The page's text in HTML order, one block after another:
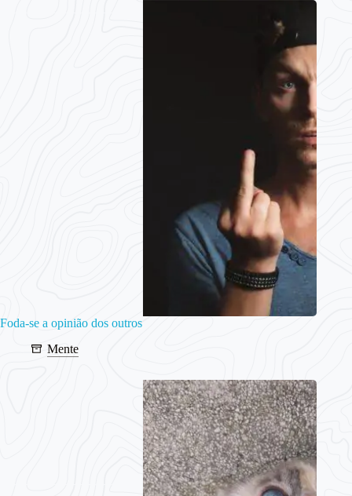
Foda-se a opinião dos outros
Mente